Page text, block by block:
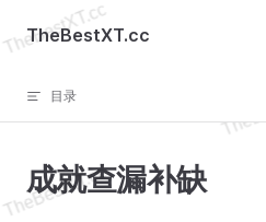
Skip to content
TheBestXT.cc
目录
成就查漏补缺